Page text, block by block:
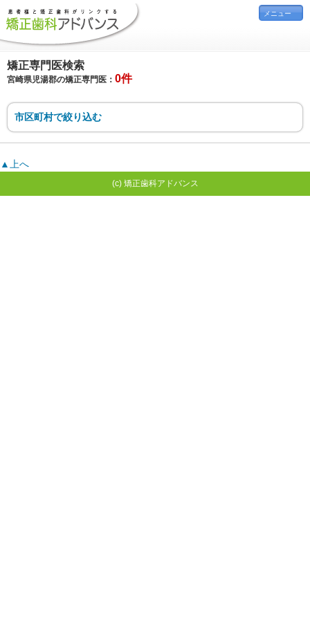
メニュー
矯正専門医検索
宮崎県児湯郡の矯正専門医： 0件
市区町村で絞り込む
▲上へ
(c) 矯正歯科アドバンス